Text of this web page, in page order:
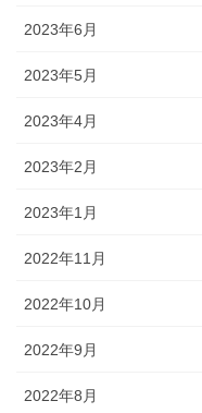
2023年6月
2023年5月
2023年4月
2023年2月
2023年1月
2022年11月
2022年10月
2022年9月
2022年8月